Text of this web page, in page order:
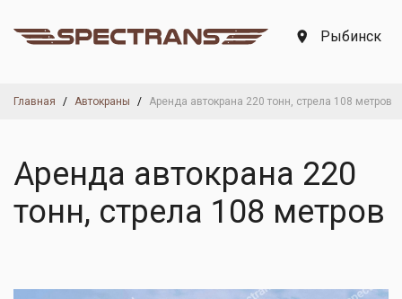
Рыбинск
Главная Автокраны Аренда автокрана 220 тонн, стрела 108 метров
Аренда автокрана 220
тонн, стрела 108 метров